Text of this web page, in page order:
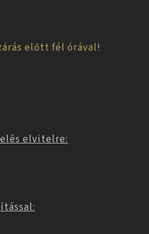
előtt fél órával!
elvitelre: